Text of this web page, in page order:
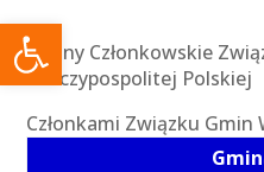
Otwórz pasek narzędzi
Gminy Członkowskie
Rzeczypospolitej Polskiej
Członkami Związku Gmin